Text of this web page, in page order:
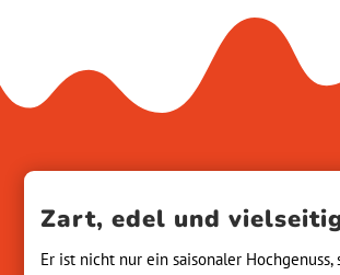
Zart, edel und
Er ist nicht nur ein saisonaler Hochgenuss,